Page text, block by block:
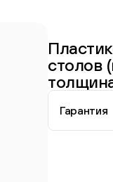
столов
Гарантия